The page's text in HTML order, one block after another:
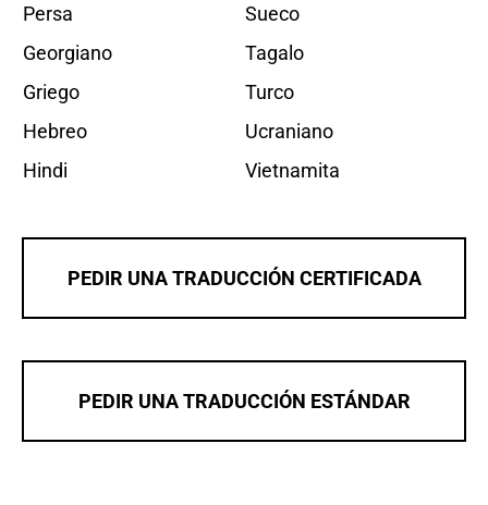
Persa
Georgiano
Griego
Hebreo
Hindi
Sueco
Tagalo
Turco
Ucraniano
Vietnamita
PEDIR UNA TRADUCCIÓN CERTIFICADA
PEDIR UNA TRADUCCIÓN ESTÁNDAR